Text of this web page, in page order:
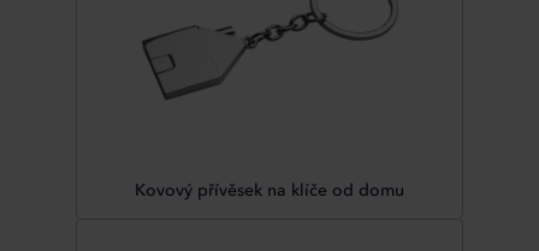
Kovový přívěsek na klíče od domu